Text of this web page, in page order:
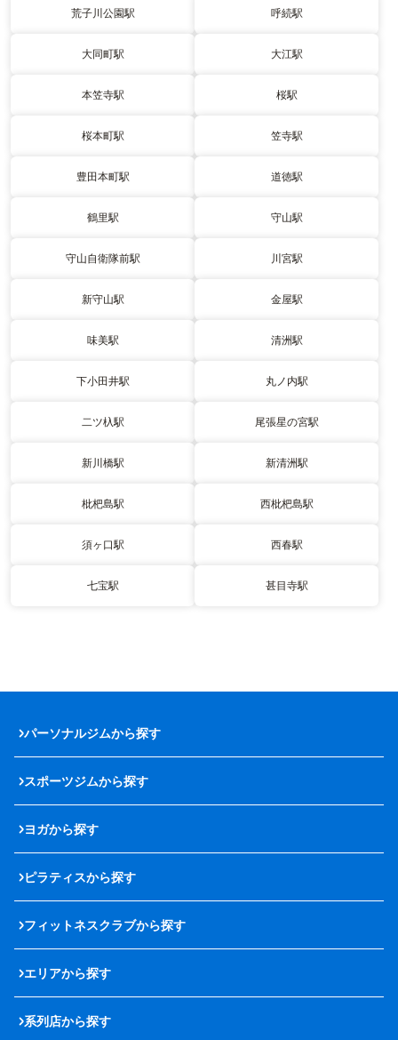
荒子川公園駅 呼続駅
大同町駅 大江駅
本笠寺駅 桜駅
桜本町駅 笠寺駅
豊田本町駅 道徳駅
鶴里駅 守山駅
守山自衛隊前駅 川宮駅
新守山駅 金屋駅
味美駅 清洲駅
下小田井駅 丸ノ内駅
二ツ杁駅 尾張星の宮駅
新川橋駅 新清洲駅
枇杷島駅 西枇杷島駅
須ヶ口駅 西春駅
七宝駅 甚目寺駅
パーソナルジムから探す
スポーツジムから探す
ヨガから探す
ピラティスから探す
フィットネスクラブから探す
エリアから探す
系列店から探す